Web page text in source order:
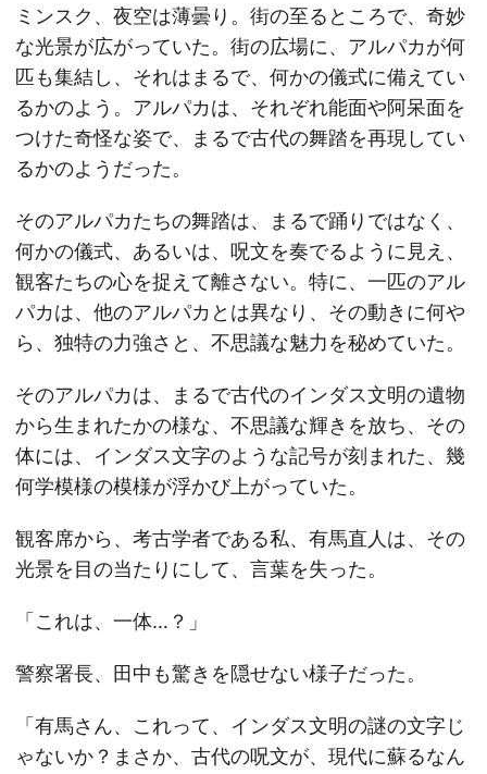
ミンスク、夜空は薄曇り。街の至るところで、奇妙
な光景が広がっていた。街の広場に、アルパカが何
匹も集結し、それはまるで、何かの儀式に備えてい
るかのよう。アルパカは、それぞれ能面や阿呆面を
つけた奇怪な姿で、まるで古代の舞踏を再現してい
るかのようだった。
そのアルパカたちの舞踏は、まるで踊りではなく、
何かの儀式、あるいは、呪文を奏でるように見え、
観客たちの心を捉えて離さない。特に、一匹のアル
パカは、他のアルパカとは異なり、その動きに何や
ら、独特の力強さと、不思議な魅力を秘めていた。
そのアルパカは、まるで古代のインダス文明の遺物
から生まれたかの様な、不思議な輝きを放ち、その
体には、インダス文字のような記号が刻まれた、幾
何学模様の模様が浮かび上がっていた。
観客席から、考古学者である私、有馬直人は、その
光景を目の当たりにして、言葉を失った。
「これは、一体…？」
警察署長、田中も驚きを隠せない様子だった。
「有馬さん、これって、インダス文明の謎の文字じ
ゃないか？まさか、古代の呪文が、現代に蘇るなん